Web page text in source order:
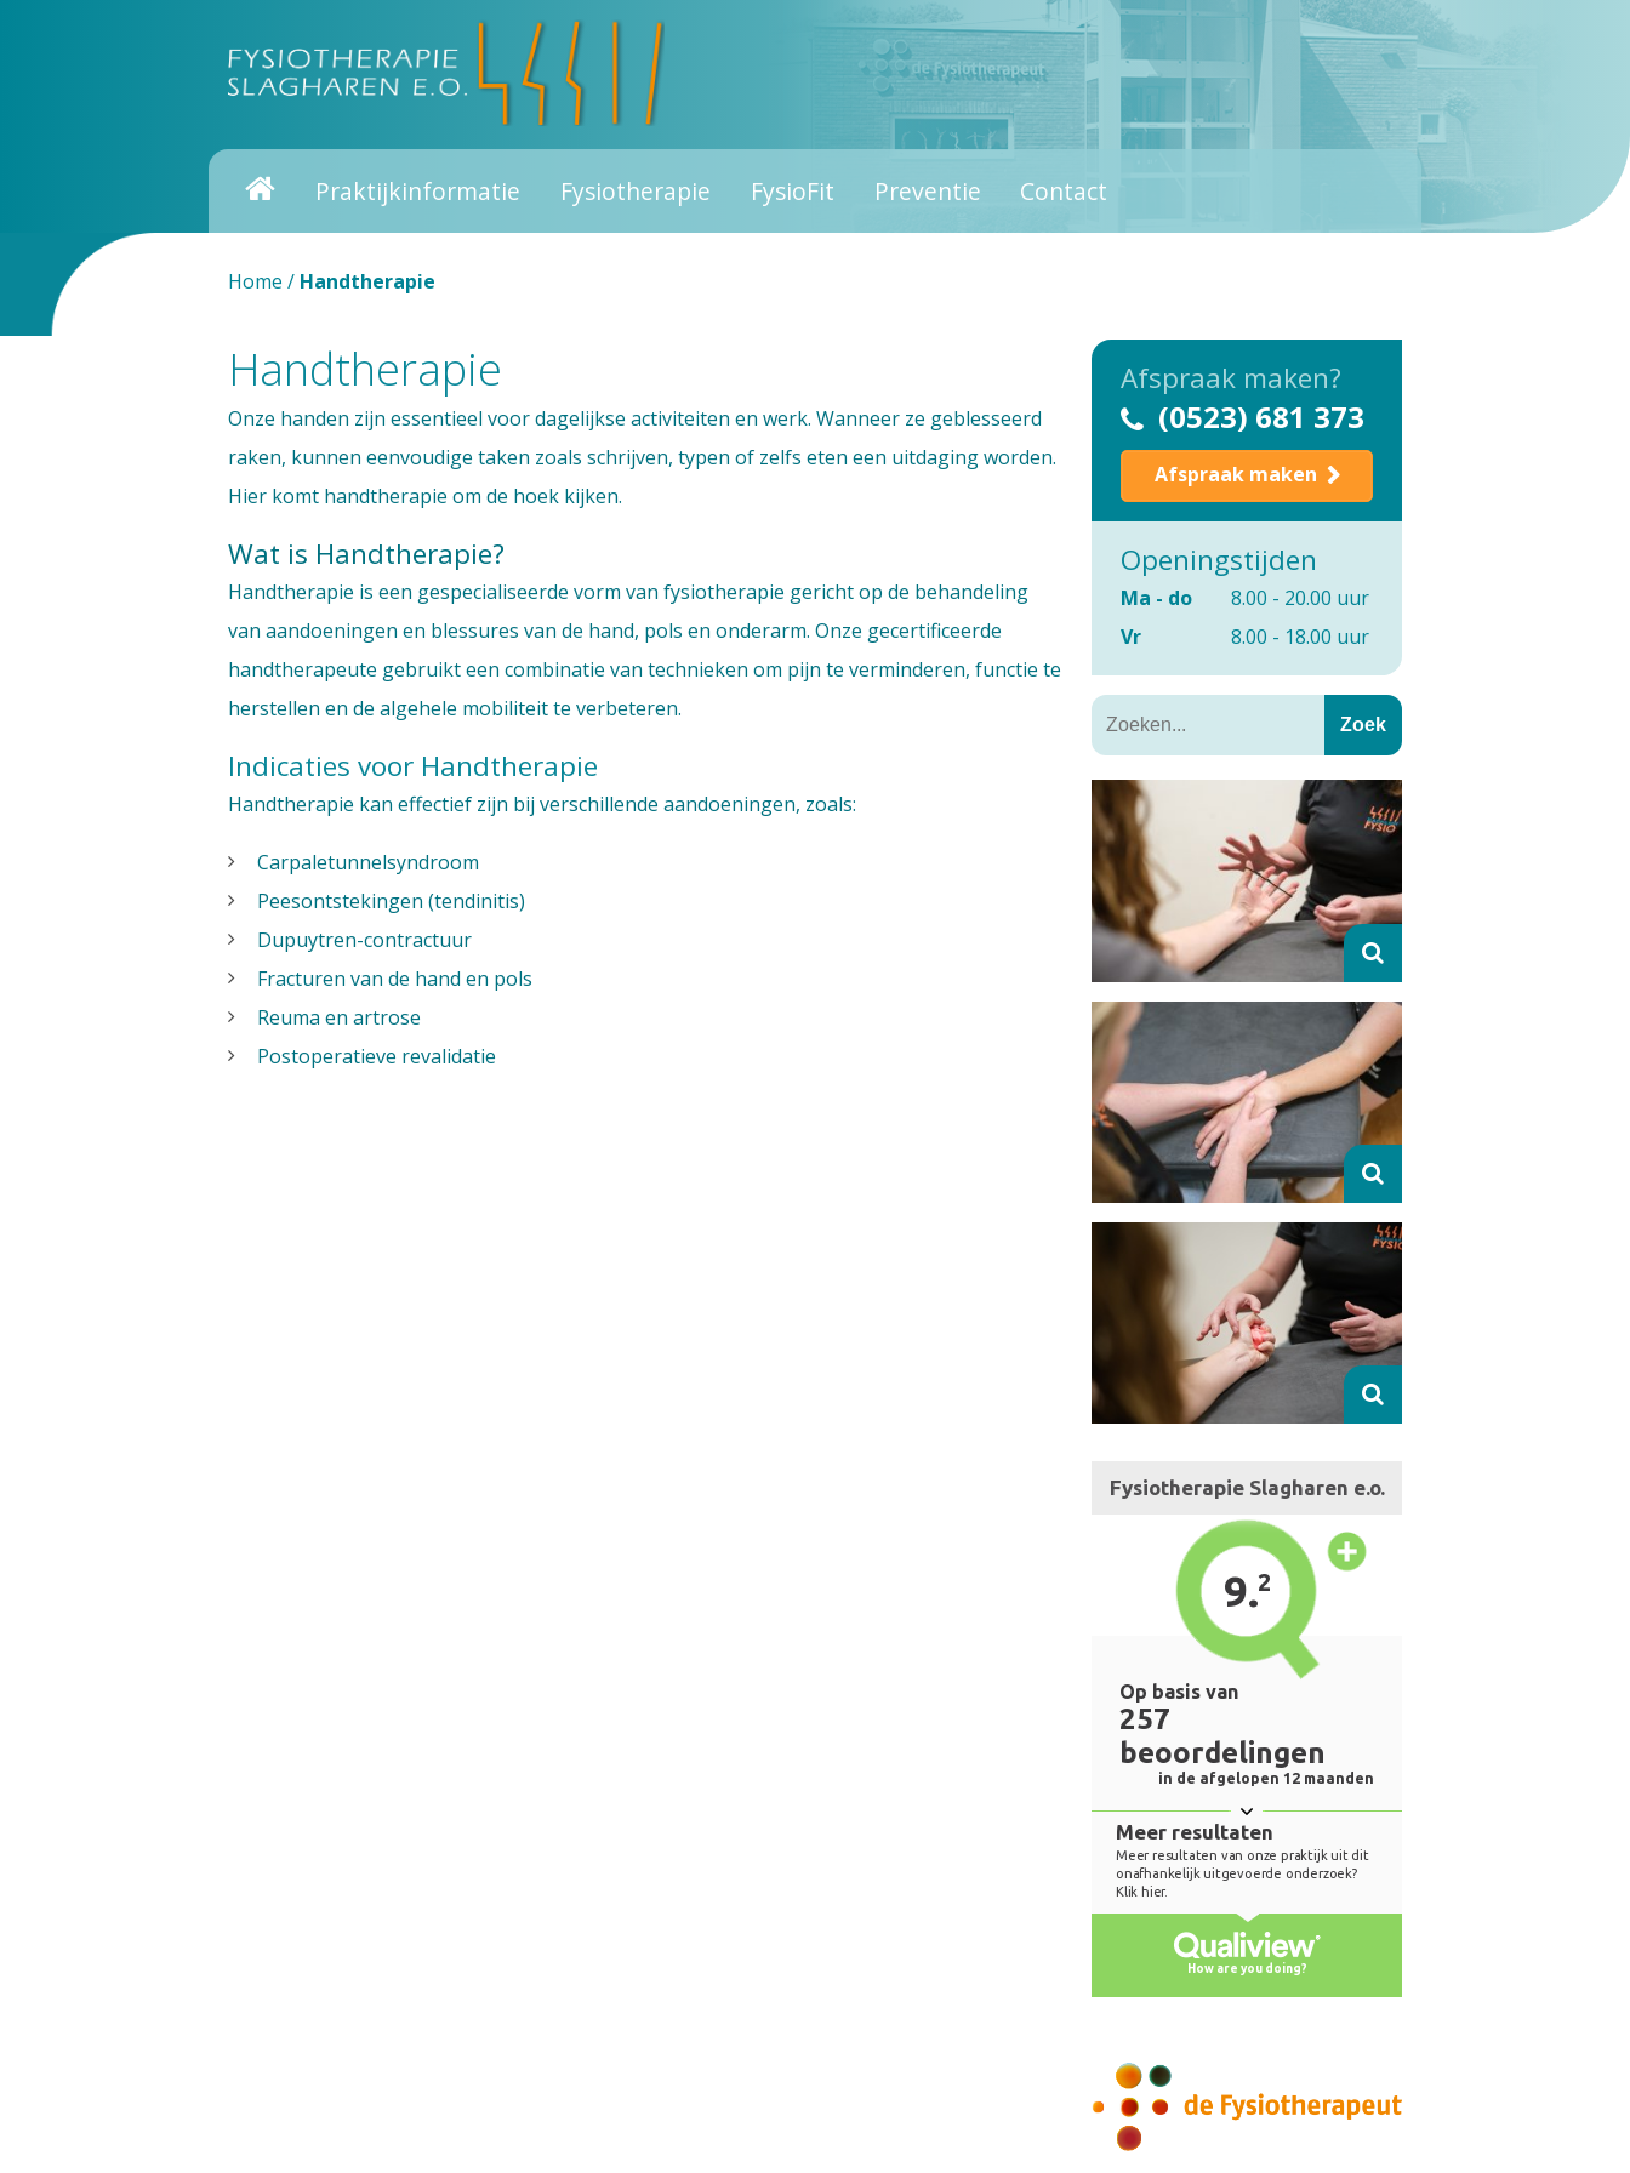
Praktijkinformatie Fysiotherapie FysioFit Preventie Contact
Home / Handtherapie
Handtherapie
Onze handen zijn essentieel voor dagelijkse activiteiten en werk. Wanneer ze geblesseerd
raken, kunnen eenvoudige taken zoals schrijven, typen of zelfs eten een uitdaging worden.
Hier komt handtherapie om de hoek kijken.
Wat is Handtherapie?
Handtherapie is een gespecialiseerde vorm van fysiotherapie gericht op de behandeling
van aandoeningen en blessures van de hand, pols en onderarm. Onze gecertificeerde
handtherapeute gebruikt een combinatie van technieken om pijn te verminderen, functie te
herstellen en de algehele mobiliteit te verbeteren.
Indicaties voor Handtherapie
Handtherapie kan effectief zijn bij verschillende aandoeningen, zoals:
Carpaletunnelsyndroom
Peesontstekingen (tendinitis)
Dupuytren-contractuur
Fracturen van de hand en pols
Reuma en artrose
Postoperatieve revalidatie
Afspraak maken?
(0523) 681 373
Afspraak maken
Openingstijden
Ma - do
8.00 - 20.00 uur
Vr
8.00 - 18.00 uur